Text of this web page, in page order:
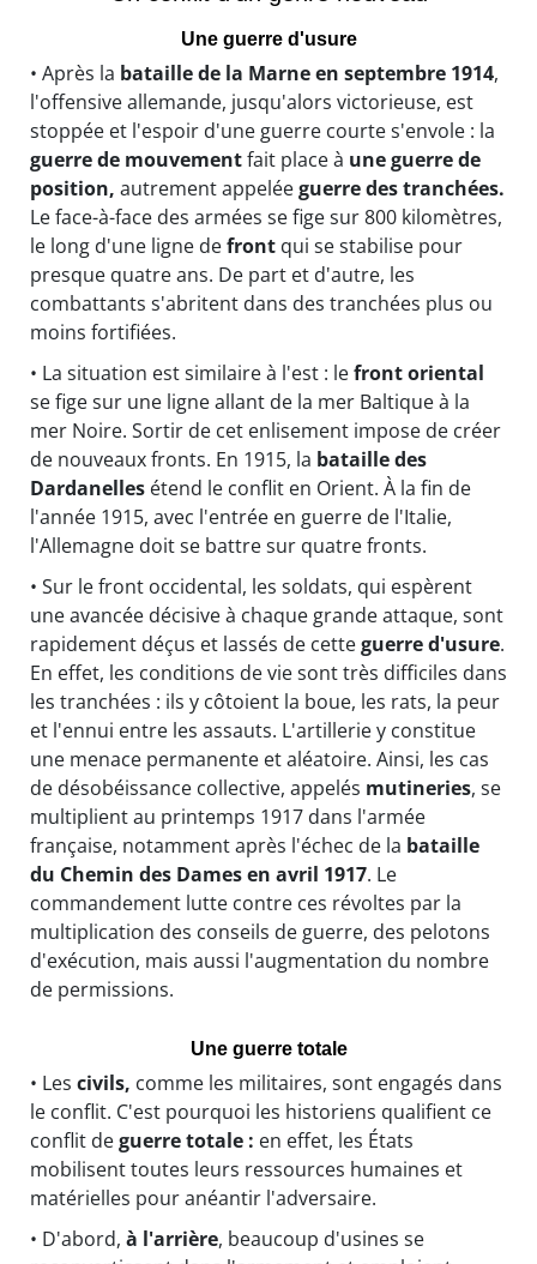
Une guerre d'usure
• Après la bataille de la Marne en septembre 1914,
l'offensive allemande, jusqu'alors victorieuse, est
stoppée et l'espoir d'une guerre courte s'envole : la
guerre de mouvementfait place à une guerre de
position, autrement appeléeguerre des tranchées.
Le face-à-face des armées se fige sur 800 kilomètres,
le long d'une ligne defront qui se stabilise pour
presque quatre ans. De part et d'autre, les
combattants s'abritent dans des tranchées plus ou
moins fortifiées.
• La situation est similaire à l'est : lefront oriental
se fige sur une ligne allant de la mer Baltique à la
mer Noire. Sortir de cet enlisement impose de créer
de nouveaux fronts. En 1915, la bataille des
Dardanelles étend le conflit en Orient. À la fin de
l'année 1915, avec l'entrée en guerre de l'Italie,
l'Allemagne doit se battre sur quatre fronts.
• Sur le front occidental, les soldats, qui espèrent
une avancée décisive à chaque grande attaque, sont
rapidement déçus et lassés de cetteguerre d'usure.
En effet, les conditions de vie sont très difficiles dans
les tranchées : ils y côtoient la boue, les rats, la peur
et l'ennui entre les assauts. L'artillerie y constitue
une menace permanente et aléatoire. Ainsi, les cas
de désobéissance collective, appelés mutineries, se
multiplient au printemps 1917 dans l'armée
française, notamment après l'échec de la bataille
du Chemin des Dames en avril 1917. Le
commandement lutte contre ces révoltes par la
multiplication des conseils de guerre, des pelotons
d'exécution, mais aussi l'augmentation du nombre
de permissions.
Une guerre totale
• Les civils, comme les militaires, sont engagés dans
le conflit. C'est pourquoi les historiens qualifient ce
conflit deguerre totale : en effet, les États
mobilisent toutes leurs ressources humaines et
matérielles pour anéantir l'adversaire.
• D'abord, à l'arrière, beaucoup d'usines se